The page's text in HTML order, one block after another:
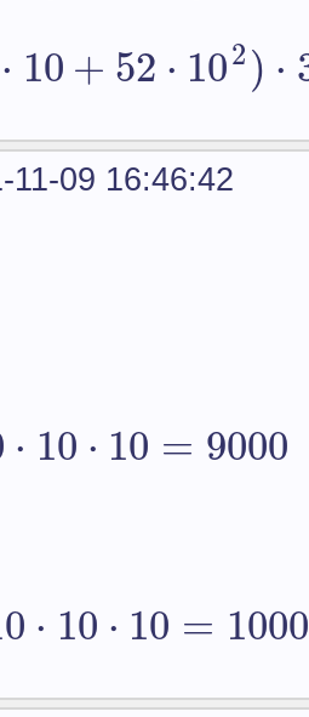
⋅ 10+52⋅ 102) ⋅
11-09 16:46:42
⋅ 10⋅ 10 = 9000
⋅ 10⋅ 10 =